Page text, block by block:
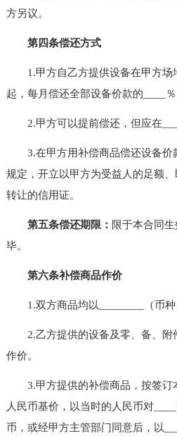
方另议。
第四条偿还方式
1.甲方自乙方提供设备在甲方场
起，每月偿还全部设备价款的____％
2.甲方可以提前偿还，但应在
3.在甲方用补偿商品偿还设备价
规定，开立以甲方为受益人的足额
转让的信用证。
第五条偿还期限： 限于本合同
毕。
第六条补偿商品作价
1.双方商品均以________（币种
2.乙方提供的设备及零、备、附
作价。
3.甲方提供的补偿商品，按签订
人民币基价，以当时的人民币对
币，或经甲方主管部门同意后，以